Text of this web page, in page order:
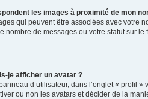
les images à proximité de mon
qui peuvent être associées avec votre
nombre de messages ou votre statut sur
je afficher un avatar ?
d’utilisateur, dans l’onglet « profil
ou non les avatars et décider de la